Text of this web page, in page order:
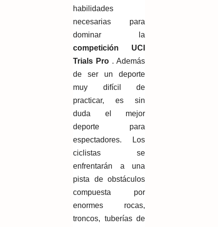
habilidades
necesarias para
dominar la
competición UCI
Trials Pro . Además
de ser un deporte
muy difícil de
practicar, es sin
duda el mejor
deporte para
espectadores. Los
ciclistas se
enfrentarán a una
pista de obstáculos
compuesta por
enormes rocas,
troncos, tuberías de